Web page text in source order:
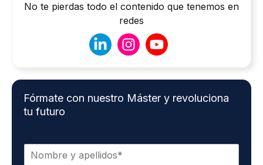
No te pierdas todo el contenido que tenemos en
redes
Fórmate con nuestro Máster y revoluciona
tu futuro